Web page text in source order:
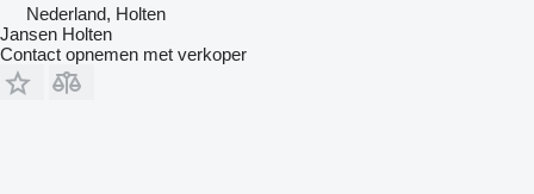
Nederland, Holten
Jansen Holten
Contact opnemen met verkoper